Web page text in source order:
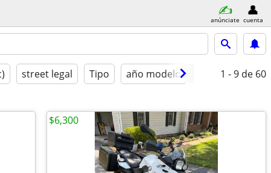
anúnciate cuenta
street legal Tipo año modelo Condición
1 - 9 de 60
$6,300